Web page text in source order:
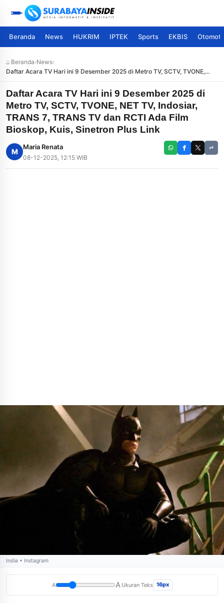
Beranda News HUKRIM IPTEK Sports EKBIS
⌂ Beranda›News›
Daftar Acara TV Hari ini 9 Desember 2025 di Metro TV, SCTV, TVONE,
NET TV, Indosiar, TRANS 7, TRANS TV dan RCTI Ada Film Bioskop, Kuis,
Sinetron Plus Link
Daftar Acara TV Hari ini 9 Desember 2025 di
Metro TV, SCTV, TVONE, NET TV, Indosiar,
TRANS 7, TRANS TV dan RCTI Ada Film
Bioskop, Kuis, Sinetron Plus Link
M
Maria Renata
08-12-2025, 12:15 WIB
India • Instagram
A A Ukuran Teks 16px